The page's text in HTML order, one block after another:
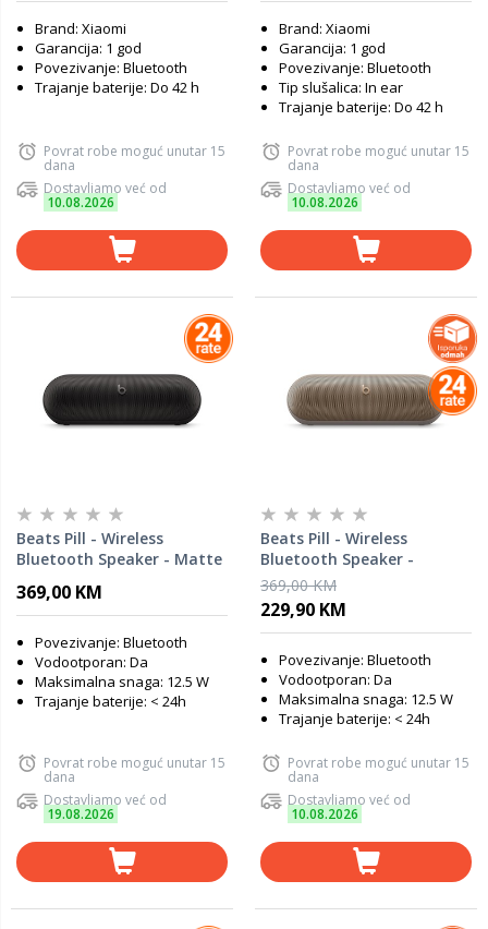
Brand: Xiaomi
Garancija: 1 god
Povezivanje: Bluetooth
Trajanje baterije: Do 42 h
Povrat robe moguć unutar 15
dana
Dostavljamo već od
10.08.2026
Brand: Xiaomi
Garancija: 1 god
Povezivanje: Bluetooth
Tip slušalica: In ear
Trajanje baterije: Do 42 h
Povrat robe moguć unutar 15
dana
Dostavljamo već od
10.08.2026
Beats Pill - Wireless
Bluetooth Speaker - Matte
369,00 KM
Povezivanje: Bluetooth
Vodootporan: Da
Maksimalna snaga: 12.5 W
Trajanje baterije: < 24h
Povrat robe moguć unutar 15
dana
Dostavljamo već od
19.08.2026
Beats Pill - Wireless
Bluetooth Speaker -
Champagne Gold
(Bluetooth zvučnik)
369,00 KM
229,90 KM
Povezivanje: Bluetooth
Vodootporan: Da
Maksimalna snaga: 12.5 W
Trajanje baterije: < 24h
Povrat robe moguć unutar 15
dana
Dostavljamo već od
10.08.2026